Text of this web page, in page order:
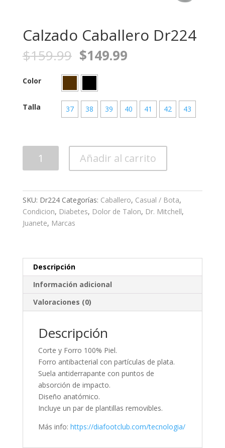
Calzado Caballero Dr224
$159.99 $149.99
Color
Talla 37 38 39 40 41 42 43
Caballero
Añadir al carrito
SKU: Dr224 Categorías: Caballero, Casual / Bota,
Condicion, Diabetes, Dolor de Talon, Dr. Mitchell,
Juanete, Marcas
Descripción
Información adicional
Valoraciones (0)
Descripción
Corte y Forro 100% Piel.
Forro antibacterial con partículas de plata.
Suela antiderrapante con puntos de
absorción de impacto.
Diseño anatómico.
Incluye un par de plantillas removibles.
Más info: https://diafootclub.com/tecnologia/